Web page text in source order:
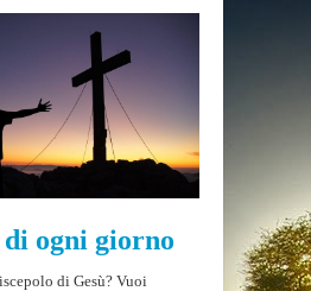
ogni giorno
di Gesù? Vuoi